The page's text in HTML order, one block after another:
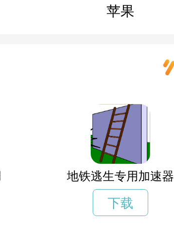
苹果
地铁逃生专用加速器
下载